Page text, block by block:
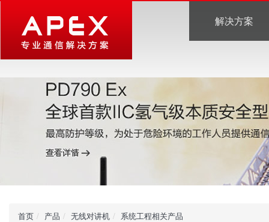
解决方案
首页 产品 无线对讲机 系统工程相关产品